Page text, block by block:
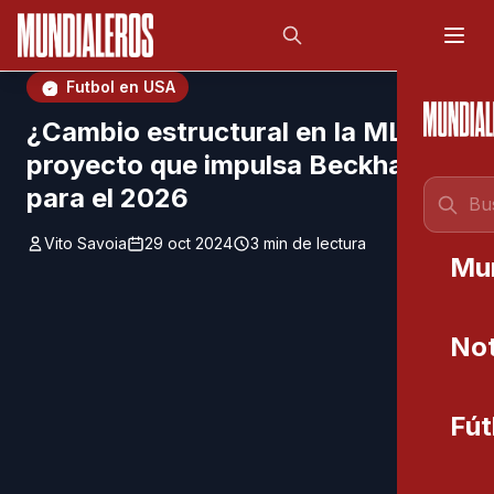
Saltar al contenido principal
Futbol en USA
¿Cambio estructural en la MLS? El
proyecto que impulsa Beckham
para el 2026
Vito Savoia 29 oct 2024 3 min de lectura